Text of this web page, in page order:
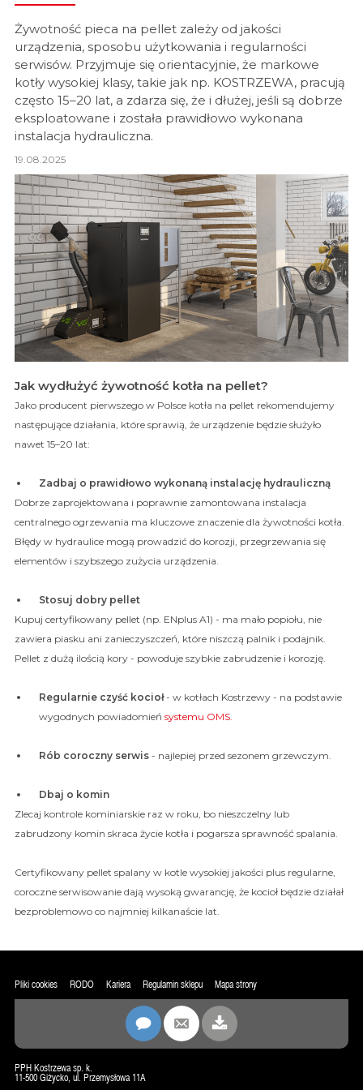
Żywotność pieca na pellet zależy od jakości
urządzenia, sposobu użytkowania i regularności
serwisów. Przyjmuje się orientacyjnie, że markowe
kotły wysokiej klasy, takie jak np. KOSTRZEWA, pracują
często 15–20 lat, a zdarza się, że i dłużej, jeśli są dobrze
eksploatowane i została prawidłowo wykonana
instalacja hydrauliczna.
19.08.2025
Jak wydłużyć żywotność kotła na pellet?
Jako producent pierwszego w Polsce kotła na pellet rekomendujemy
następujące działania, które sprawią, że urządzenie będzie służyło
nawet 15–20 lat:
Zadbaj o prawidłowo wykonaną instalację hydrauliczną
Dobrze zaprojektowana i poprawnie zamontowana instalacja
centralnego ogrzewania ma kluczowe znaczenie dla żywotności kotła.
Błędy w hydraulice mogą prowadzić do korozji, przegrzewania się
elementów i szybszego zużycia urządzenia.
Stosuj dobry pellet
Kupuj certyfikowany pellet (np. ENplus A1) - ma mało popiołu, nie
zawiera piasku ani zanieczyszczeń, które niszczą palnik i podajnik.
Pellet z dużą ilością kory - powoduje szybkie zabrudzenie i korozję.
Regularnie czyść kocioł- w kotłach Kostrzewy - na podstawie
wygodnych powiadomień systemu OMS.
Rób coroczny serwis - najlepiej przed sezonem grzewczym.
Dbaj o komin
Zlecaj kontrole kominiarskie raz w roku, bo nieszczelny lub
zabrudzony komin skraca życie kotła i pogarsza sprawność spalania.
Certyfikowany pellet spalany w kotle wysokiej jakości plus regularne,
coroczne serwisowanie dają wysoką gwarancję, że kocioł będzie działał
bezproblemowo co najmniej kilkanaście lat.
Pliki cookies RODO Kariera Regulamin sklepu Mapa strony
PPH Kostrzewa sp. k.
11-500 Giżycko, ul. Przemysłowa 11A